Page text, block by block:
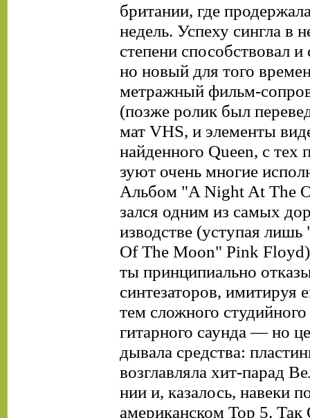
британии, где
недель. Успеху сингла в
степени способствовал
но новый для того
метражный фильм-
(позже ролик был
мат VHS, и элементы
найденного Queen, с тех
зуют очень многие
Альбом "A Night At The
зался одним из самых
изводстве (уступая
Of The Moon" Pink
ты принципиально
синтезаторов, имитируя
тем сложного
гитарного саунда — но
дывала средства:
возглавляла хит-парад
нии и, казалось, навеки
американском Тор 5. Так